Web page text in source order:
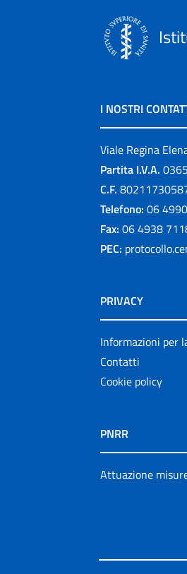
I NOSTRI
Viale Regina
Partita I.V.A.
C.F.
Telefono: 06
Fax: 06 4938
PEC:
PRIVACY
Informazioni per
Contatti
Cookie policy
PNRR
Attuazione